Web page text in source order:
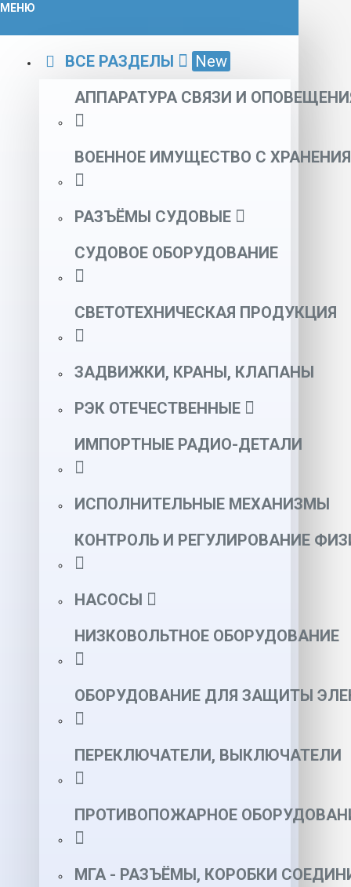
МЕНЮ
ВСЕ РАЗДЕЛЫ
New
АППАРАТУРА СВЯЗИ И
ВОЕННОЕ ИМУЩЕСТВО С ХРАНЕНИЯ
РАЗЪЁМЫ СУДОВЫЕ
СУДОВОЕ ОБОРУДОВАНИЕ
СВЕТОТЕХНИЧЕСКАЯ ПРОДУКЦИЯ
ЗАДВИЖКИ, КРАНЫ, КЛАПАНЫ
РЭК ОТЕЧЕСТВЕННЫЕ
ИМПОРТНЫЕ РАДИО-ДЕТАЛИ
ИСПОЛНИТЕЛЬНЫЕ МЕХАНИЗМЫ
КОНТРОЛЬ И РЕГУЛИРОВАНИЕ
НАСОСЫ
НИЗКОВОЛЬТНОЕ ОБОРУДОВАНИЕ
ОБОРУДОВАНИЕ ДЛЯ ЗАЩИТЫ
ПЕРЕКЛЮЧАТЕЛИ, ВЫКЛЮЧАТЕЛИ
ПРОТИВОПОЖАРНОЕ
МГА - РАЗЪЁМЫ, КОРОБКИ